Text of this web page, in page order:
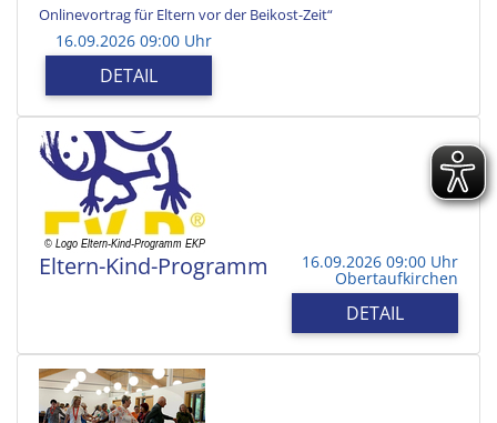
Onlinevortrag für Eltern vor der Beikost-Zeit“
16.09.2026 09:00 Uhr
DETAIL
Eltern-Kind-Programm 16.09.2026 09:00 Uhr
Obertaufkirchen
DETAIL